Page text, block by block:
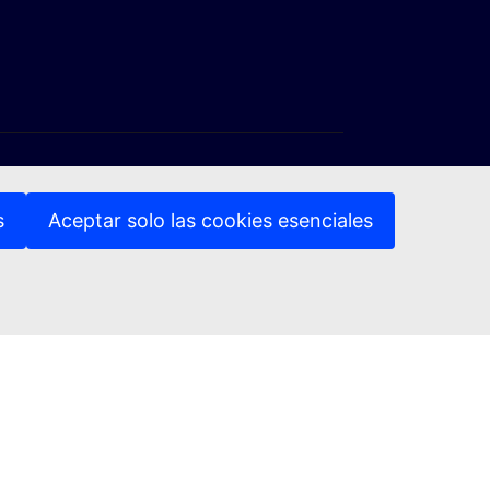
Aceptar solo las cookies esenciales